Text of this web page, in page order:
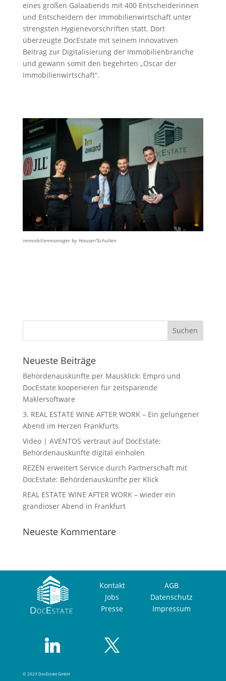
eines großen Galaabends mit 400 Entscheiderinnen
und Entscheidern der Immobilienwirtschaft unter
strengsten Hygienevorschriften statt. Dort
überzeugte DocEstate mit seinem innovativen
Beitrag zur Digitalisierung der Immobilienbranche
und gewann somit den begehrten „Oscar der
Immobilienwirtschaft“.
immobilienmanager by Hauser/Schulten
Neueste Beiträge
Behördenauskünfte per Mausklick: Empro und
DocEstate kooperieren für zeitsparende
Maklersoftware
3. REAL ESTATE WINE AFTER WORK – Ein gelungener
Abend im Herzen Frankfurts
Video | AVENTOS vertraut auf DocEstate:
Behördenauskünfte digital einholen
REZEN erweitert Service durch Partnerschaft mit
DocEstate: Behördenauskünfte per Klick
REAL ESTATE WINE AFTER WORK – wieder ein
grandioser Abend in Frankfurt
Neueste Kommentare
Kontakt
Jobs
Presse
AGB
Datenschutz
Impressum
© 2023 DocEstate GmbH